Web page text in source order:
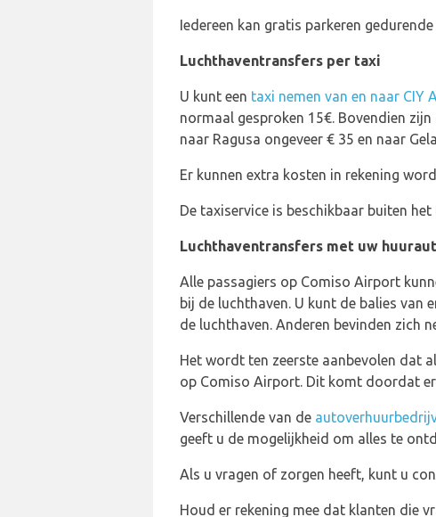
Iedereen kan gratis parkeren
Luchthaventransfers per taxi
U kunt een taxi nemen van en naar CIY
normaal gesproken 15€. Bovendien
naar Ragusa ongeveer € 35 en naar
Er kunnen extra kosten in rekening
De taxiservice is beschikbaar buiten
Luchthaventransfers met uw
Alle passagiers op Comiso Airport
bij de luchthaven. U kunt de balies van
de luchthaven. Anderen bevinden zich
Het wordt ten zeerste aanbevolen dat
op Comiso Airport. Dit komt doordat
Verschillende van de
geeft u de mogelijkheid om alles te
Als u vragen of zorgen heeft, kunt u
Houd er rekening mee dat klanten die